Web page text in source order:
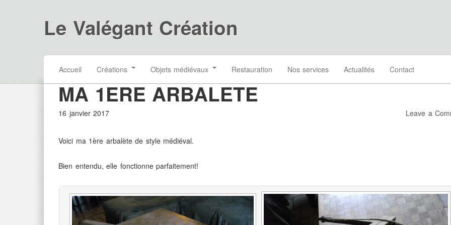
Le Valégant Création
Accueil Créations Objets médiévaux Restauration Nos services Actualités Contact
MA 1ERE ARBALETE
16 janvier 2017 Leave a
Voici ma 1ère arbalète de style médiéval.
Bien entendu, elle fonctionne parfaitement!